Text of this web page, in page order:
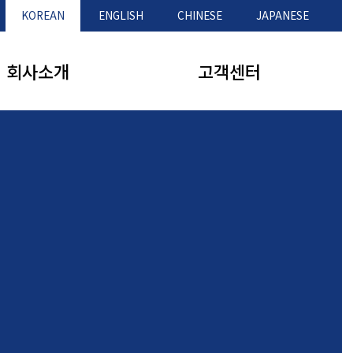
KOREAN ENGLISH CHINESE JAPANESE
회사소개 고객센터